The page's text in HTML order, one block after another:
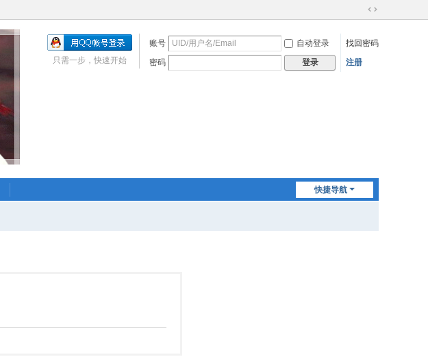
切
到
账号 自动登录
找回密码
密码
登录 注册
只需一步，快速开始
快捷导航